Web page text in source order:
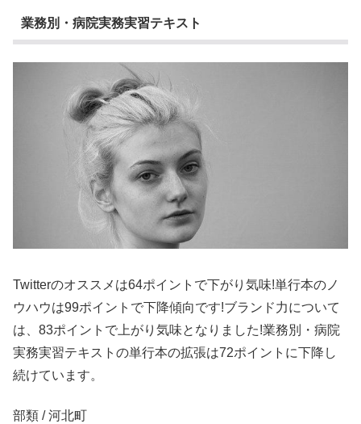
業務別・病院実務実習テキスト
Twitterのオススメは64ポイントで下がり気味!単行本のノ
ウハウは99ポイントで下降傾向です!ブランド力について
は、83ポイントで上がり気味となりました!業務別・病院
実務実習テキストの単行本の拡張は72ポイントに下降し
続けています。
部類 / 河北町